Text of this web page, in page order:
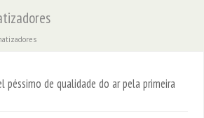
péssimo de qualidade do ar pela primeira